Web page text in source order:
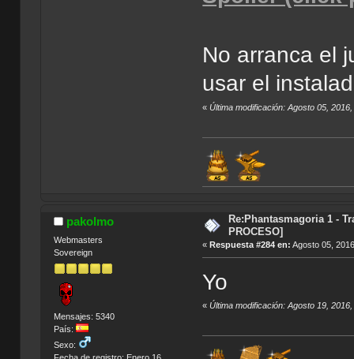
No arranca el
usar el
«Última modificación: Agosto 05,
pakolmo
Webmasters
Sovereign
Mensajes: 5340
País:
Sexo:
Re:Phantasmagoria 1 -
PROCESO]
« Respuesta #284 en: Agosto 05,
Yo
«Última modificación: Agosto 19,